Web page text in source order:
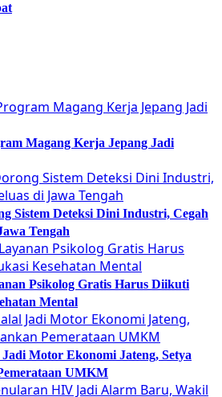
Magang Kerja Jepang Jadi
Sistem Deteksi Dini Industri, Cegah
Tengah
Psikolog Gratis Harus Diikuti
Mental
Motor Ekonomi Jateng, Setya
UMKM